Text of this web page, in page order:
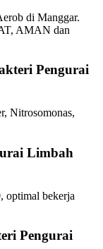
Pengurai
Nitrosomonas,
Limbah
optimal bekerja
Pengurai